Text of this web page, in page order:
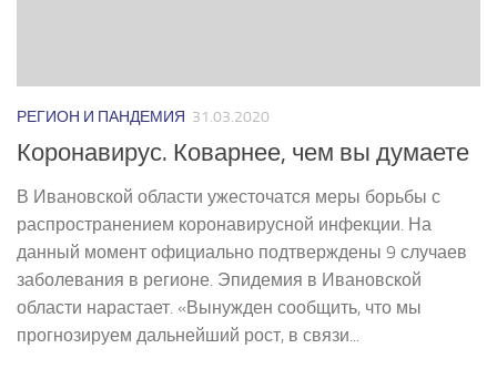
РЕГИОН И ПАНДЕМИЯ 31.03.2020
Коронавирус. Коварнее, чем вы думаете
В Ивановской области ужесточатся меры борьбы с
распространением коронавирусной инфекции. На
данный момент официально подтверждены 9 случаев
заболевания в регионе. Эпидемия в Ивановской
области нарастает. «Вынужден сообщить, что мы
прогнозируем дальнейший рост, в связи...